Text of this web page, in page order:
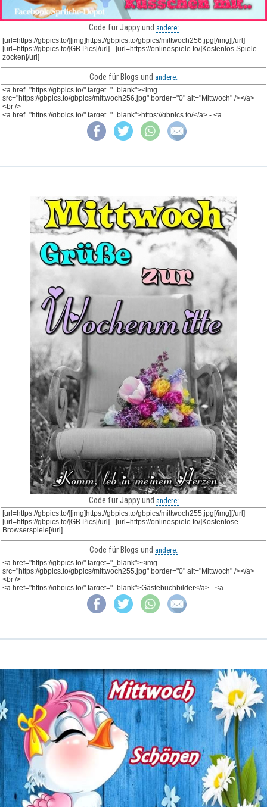
Code für Jappy und andere:
Code für Blogs und andere:
Code für Jappy und andere:
Code für Blogs und andere: